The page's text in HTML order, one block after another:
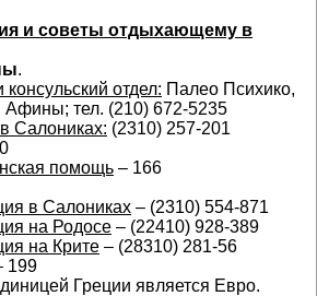
и советы отдыхающему в
.
отдел: Палео Психико,
тел. (210) 672-5235
Салониках: (2310) 257-201
помощь – 166
в Салониках – (2310) 554-871
на Родосе – (22410) 928-389
на Крите – (28310) 281-56
199
Греции является Евро.